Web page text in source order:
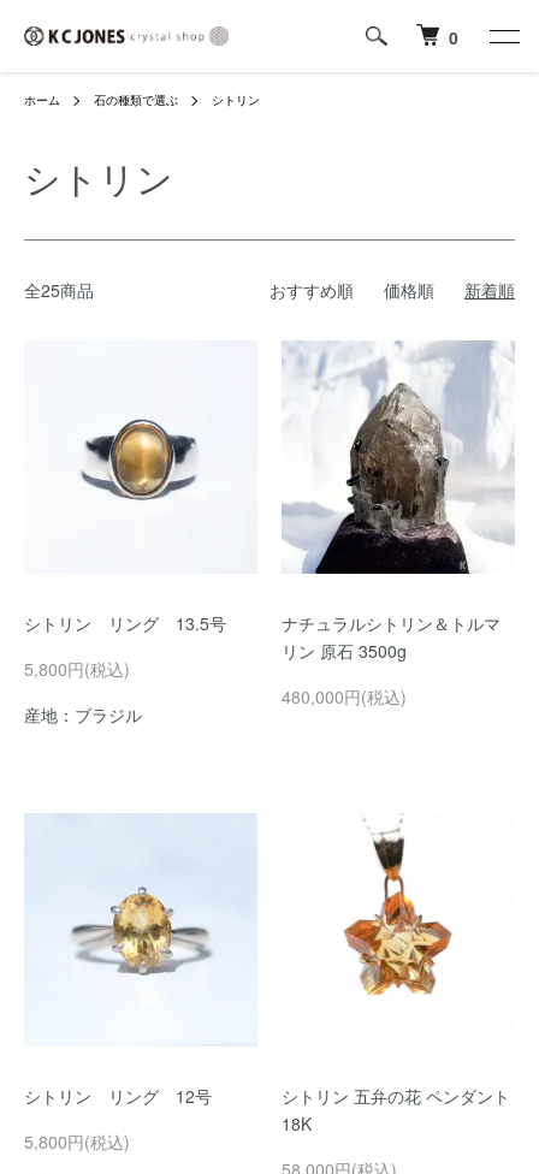
0
ホーム 石の種類で選ぶ シトリン
シトリン
全25商品 おすすめ順 価格順 新着順
シトリン リング 13.5号
5,800円(税込)
産地：ブラジル
ナチュラルシトリン＆トルマ
リン 原石 3500g
480,000円(税込)
シトリン リング 12号
5,800円(税込)
シトリン 五弁の花 ペンダント
18K
58,000円(税込)